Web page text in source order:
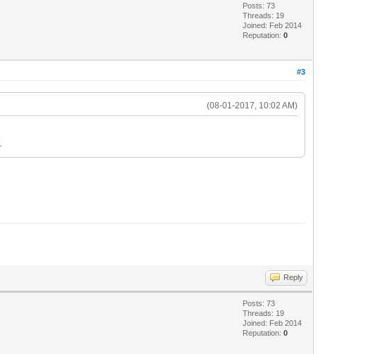
Posts: 73
Threads: 19
Joined: Feb 2014
Reputation:0
#3
(08-01-2017, 10:02 AM)
Reply
Posts: 73
Threads: 19
Joined: Feb 2014
Reputation:0